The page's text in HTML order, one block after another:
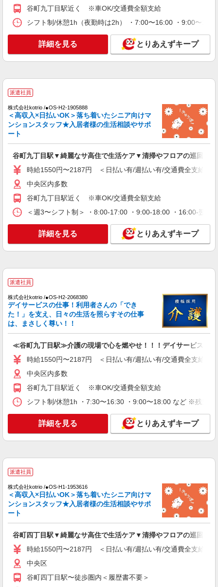
派遣社員
（株）ウィルオブ・ワークCW 大阪支店/ms270101
高齢者向け住宅staff
時給1700円 ◆前払い・日払い・週払いOK
大阪府大阪市中央区
派遣社員
（株）ウィルオブ・ワークCW 大阪支店/ms270101
高齢者向けマンションstaff
時給1700円 ◆前払い・日払い・週払いOK
大阪府大阪市中央区
派遣社員
株式会社kotrio /●OS-H1-1954457
スSTAFF♪未経験OK
時給1550円〜2187円 ＜日払い有/週払い有/交
通費全支給(ガソリン代含む)＞
派遣社員
株式会社kotrio /●OS-H1-2114945
天満橋駅⇒キレイな病院で介護補助/事務作業
など
時給1550円〜2187円 ＜日払い有/週払い有/交
通費全支給(ガソリン代含む)＞
キープ 詳細を見る
株式会社kotrio /●OS-H2-2093977
＼健康的に働こう／利用者さんと一緒に体操や
リハビリサポート等
キープ 詳細を見る
株式会社kotrio /●OS-H2-2010085
谷町九丁目駅＊少人数グルホで利用者さんと家
事や掃除など♪日払いOK
中央区内多数
谷町九丁目駅近く ※車OK/交通費全額支給
シフト制/休憩1h（夜勤時は2h） ・7:00〜16:00 ・9:00〜
詳細を見る とりあえずキープ
派遣社員
株式会社kotrio /●OS-H2-1905888
＜高収入×日払いOK＞落ち着いたシニア向けマ
ンションスタッフ★入居者様の生活相談やサポ
ート
谷町九丁目駅▼綺麗なサ高住で生活ケア▼清掃やフロアの巡回など
時給1550円〜2187円 ＜日払い有/週払い有/交通費全支給(ガ
中央区内多数
谷町九丁目駅近く ※車OK/交通費全額支給
＜週3〜シフト制＞ ・8:00-17:00 ・9:00-18:00 ・16:00-
詳細を見る とりあえずキープ
派遣社員
株式会社kotrio /●OS-H2-2068380
デイサービスの仕事！利用者さんの「でき
た！」を支え、日々の生活を照らすその仕事
は、まさしく尊い！！
≪谷町九丁目駅≫介護の現場で心を燃やせ！！！デイサービス
時給1550円〜2187円 ＜日払い有/週払い有/交通費全支給(ガ
中央区内多数
谷町九丁目駅近く ※車OK/交通費全額支給
シフト制/休憩1h ・7:30〜16:30 ・9:00〜18:00 など ※残業
詳細を見る とりあえずキープ
派遣社員
株式会社kotrio /●OS-H1-1953616
＜高収入×日払いOK＞落ち着いたシニア向けマ
ンションスタッフ★入居者様の生活相談やサポ
ート
谷町四丁目駅▼綺麗なサ高住で生活ケア▼清掃やフロアの巡回など
時給1550円〜2187円 ＜日払い有/週払い有/交通費全支給(ガ
中央区
谷町四丁目駅〜徒歩圏内＜履歴書不要＞